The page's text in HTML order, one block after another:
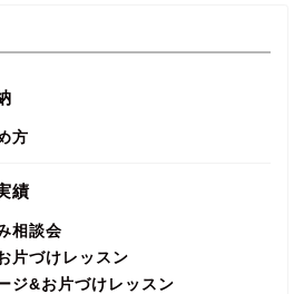
方
績
相談会
片づけレッスン
ジ&お片づけレッスン